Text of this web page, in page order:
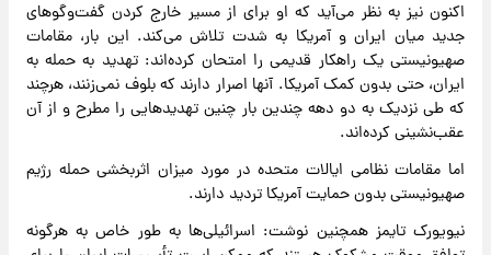
اکنون نیز به نظر می‌آید که او برای از مسیر خارج کردن گفت‌وگوهای
جدید میان ایران و آمریکا به شدت تلاش می‌کند. این بار، مقامات
صهیونیستی یک راهکار قدیمی را امتحان کرده‌اند: تهدید به حمله به
ایران، حتی بدون کمک آمریکا. آنها اصرار دارند که بلوف نمی‌زنند، هرچند
که طی نزدیک به دو دهه چندین بار چنین تهدیدهایی را مطرح و از آن
عقب‌نشینی کرده‌اند.
اما مقامات نظامی ایالات متحده در مورد میزان اثربخشی حمله رژیم
صهیونیستی بدون حمایت آمریکا تردید دارند.
نیویورک تایمز همچنین نوشت: اسرائیلی‌ها به طور خاص به هرگونه